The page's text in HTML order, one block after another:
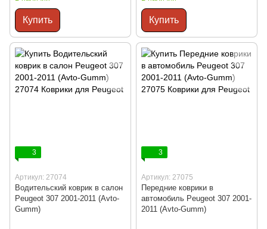
Купить Купить
3
Артикул: 27074
Водительский коврик в салон
Peugeot 307 2001-2011 (Avto-
Gumm)
3
Артикул: 27075
Передние коврики в
автомобиль Peugeot 307 2001-
2011 (Avto-Gumm)